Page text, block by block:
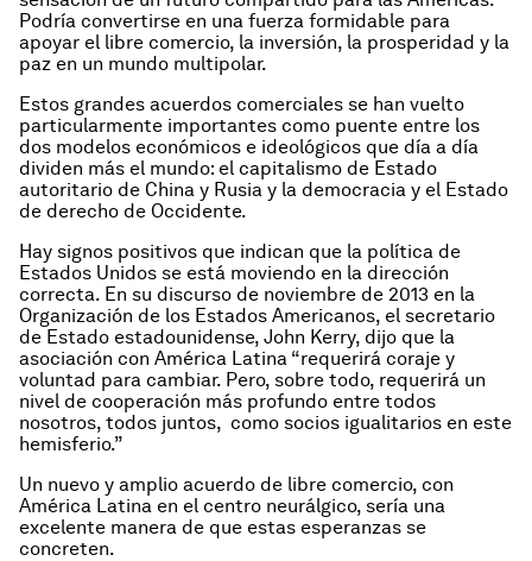
Podría convertirse en una fuerza formidable para
apoyar el libre comercio, la inversión, la prosperidad y la
paz en un mundo multipolar.
Estos grandes acuerdos comerciales se han vuelto
particularmente importantes como puente entre los
dos modelos económicos e ideológicos que día a día
dividen más el mundo: el capitalismo de Estado
autoritario de China y Rusia y la democracia y el Estado
de derecho de Occidente.
Hay signos positivos que indican que la política de
Estados Unidos se está moviendo en la dirección
correcta. En su discurso de noviembre de 2013 en la
Organización de los Estados Americanos, el secretario
de Estado estadounidense, John Kerry, dijo que la
asociación con América Latina “requerirá coraje y
voluntad para cambiar. Pero, sobre todo, requerirá un
nivel de cooperación más profundo entre todos
nosotros, todos juntos, como socios igualitarios en este
hemisferio.”
Un nuevo y amplio acuerdo de libre comercio, con
América Latina en el centro neurálgico, sería una
excelente manera de que estas esperanzas se
concreten.